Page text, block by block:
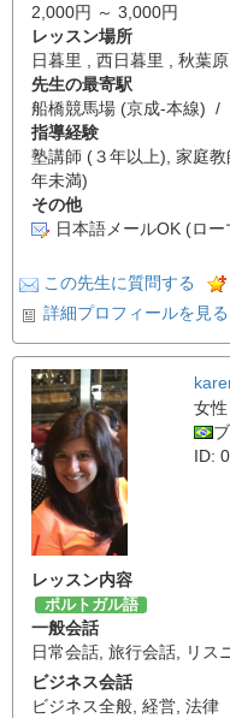
2,000円 ～ 3,000円
レッスン場所
日暮里 , 西日暮里 , 秋葉
先生の最寄駅
船橋競馬場 (京成-本線) /
指導経験
塾講師 (３年以上), 家庭
年未満)
その他
日本語メールOK (ロー
この先生に質問する
詳細プロフィールを見る
女
ID:
レッスン内容
ポルトガル語
一般会話
日常会話 旅行会話 リス
ビジネス会話
ビジネス全般 経営 法律